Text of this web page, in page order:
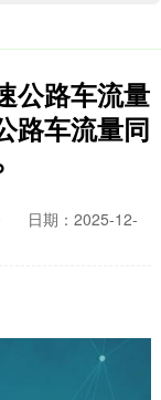
公路车流量
路车流量同
日期：2025-12-